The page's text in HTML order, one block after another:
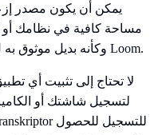
مساحة كافية في نظامك
المكان الذي يبدو فيه Transkriptor وكأنه بديل موثوق به ل Loom.